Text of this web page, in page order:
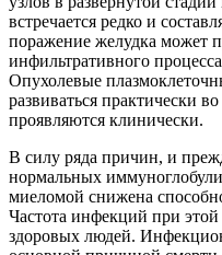
встречается редко и
поражение желудка может
инфильтративного
Опухолевые
развиваться практически
проявляются клинически.
В силу ряда причин, и
нормальных
миеломой снижена
Частота инфекций при
здоровых людей.